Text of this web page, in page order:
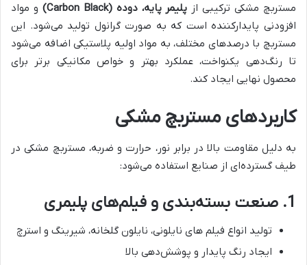
مستربچ مشکی ترکیبی از پلیمر پایه، دوده (Carbon Black)
و مواد
افزودنی پایدارکننده است که به صورت گرانول تولید می‌شود. این
مستربچ با درصدهای مختلف، به مواد اولیه پلاستیکی اضافه می‌شود
تا رنگ‌دهی یکنواخت، عملکرد بهتر و خواص مکانیکی برتر برای
محصول نهایی ایجاد کند.
کاربردهای مستربچ مشکی
به دلیل مقاومت بالا در برابر نور، حرارت و ضربه، مستربچ مشکی در
طیف گسترده‌ای از صنایع استفاده می‌شود:
1. صنعت بسته‌بندی و فیلم‌های پلیمری
تولید انواع فیلم‌ های نایلونی، نایلون گلخانه، شیرینگ و استرچ
ایجاد رنگ پایدار و پوشش‌دهی بالا